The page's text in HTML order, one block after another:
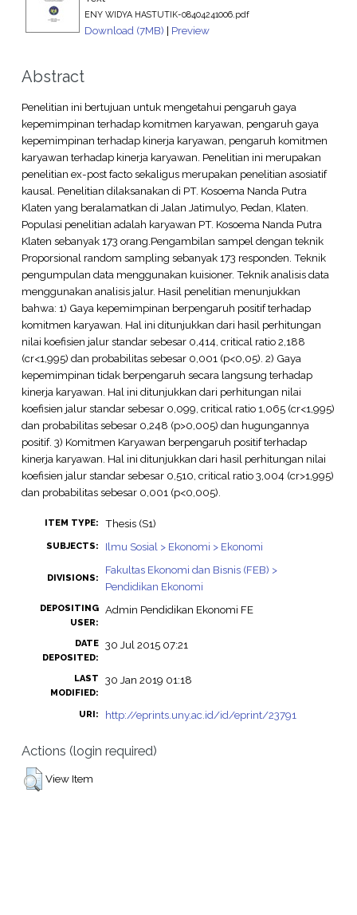
ENY WIDYA HASTUTIK-08404241006.pdf
Download (7MB) | Preview
Abstract
Penelitian ini bertujuan untuk mengetahui pengaruh gaya
kepemimpinan terhadap komitmen karyawan, pengaruh gaya
kepemimpinan terhadap kinerja karyawan, pengaruh komitmen
karyawan terhadap kinerja karyawan. Penelitian ini merupakan
penelitian ex-post facto sekaligus merupakan penelitian asosiatif
kausal. Penelitian dilaksanakan di PT. Kosoema Nanda Putra
Klaten yang beralamatkan di Jalan Jatimulyo, Pedan, Klaten.
Populasi penelitian adalah karyawan PT. Kosoema Nanda Putra
Klaten sebanyak 173 orang.Pengambilan sampel dengan teknik
Proporsional random sampling sebanyak 173 responden. Teknik
pengumpulan data menggunakan kuisioner. Teknik analisis data
menggunakan analisis jalur. Hasil penelitian menunjukkan
bahwa: 1) Gaya kepemimpinan berpengaruh positif terhadap
komitmen karyawan. Hal ini ditunjukkan dari hasil perhitungan
nilai koefisien jalur standar sebesar 0,414, critical ratio 2,188
(cr<1,995) dan probabilitas sebesar 0,001 (p<0,05). 2) Gaya
kepemimpinan tidak berpengaruh secara langsung terhadap
kinerja karyawan. Hal ini ditunjukkan dari perhitungan nilai
koefisien jalur standar sebesar 0,099, critical ratio 1,065 (cr<1,995)
dan probabilitas sebesar 0,248 (p>0,005) dan hugungannya
positif. 3) Komitmen Karyawan berpengaruh positif terhadap
kinerja karyawan. Hal ini ditunjukkan dari hasil perhitungan nilai
koefisien jalur standar sebesar 0,510, critical ratio 3,004 (cr>1,995)
dan probabilitas sebesar 0,001 (p<0,005).
ITEM TYPE: Thesis (S1)
SUBJECTS: Ilmu Sosial > Ekonomi > Ekonomi
DIVISIONS:
Fakultas Ekonomi dan Bisnis (FEB) >
Pendidikan Ekonomi
DEPOSITING
USER:
Admin Pendidikan Ekonomi FE
DATE
DEPOSITED:
30 Jul 2015 07:21
LAST
MODIFIED:
30 Jan 2019 01:18
URI: http://eprints.uny.ac.id/id/eprint/23791
Actions (login required)
View Item